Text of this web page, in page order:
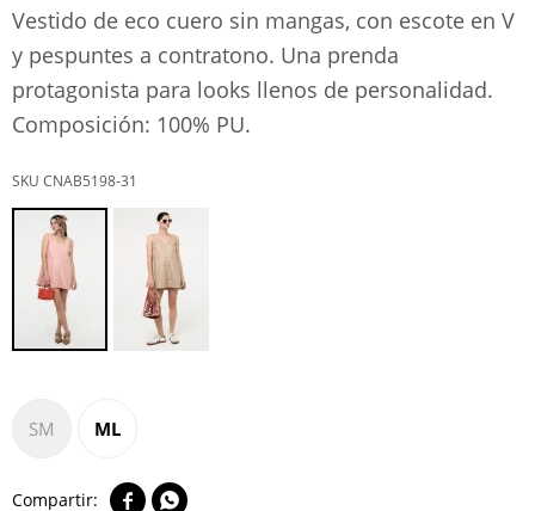
Vestido de eco cuero sin mangas, con escote en V
y pespuntes a contratono. Una prenda
protagonista para looks llenos de personalidad.
Composición: 100% PU.
CNAB5198-31
SM ML
 